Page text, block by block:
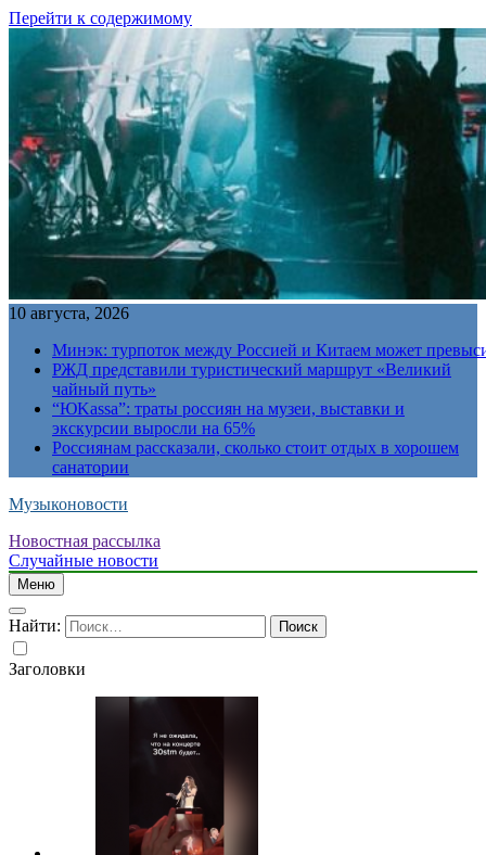
Перейти к содержимому
10 августа, 2026
Минэк: турпоток между Россией и Китаем может
РЖД представили туристический маршрут «Великий
чайный путь»
“ЮKassa”: траты россиян на музеи, выставки и
экскурсии выросли на 65%
Россиянам рассказали, сколько стоит отдых в хорошем
санатории
Музыконовости
Новостная рассылка
Случайные новости
Меню
Найти:
Заголовки